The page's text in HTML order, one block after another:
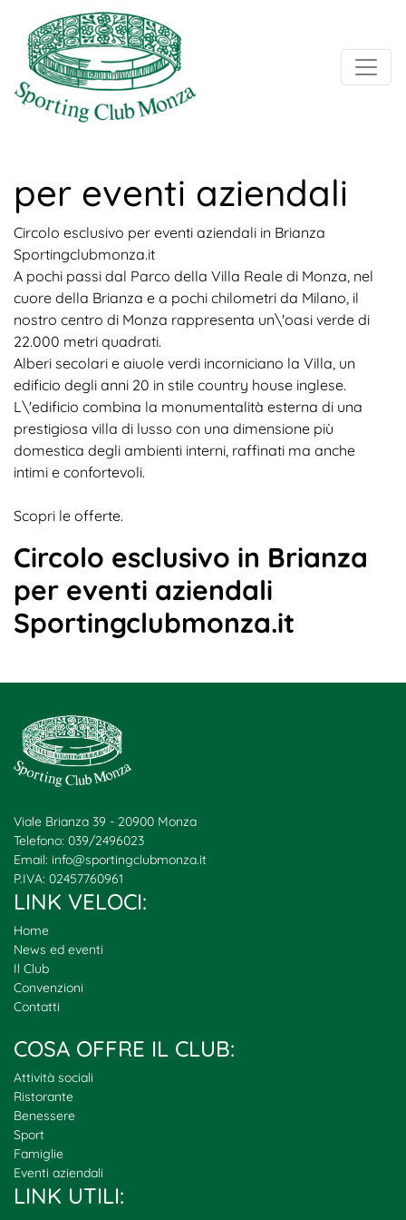
per eventi aziendali
Circolo esclusivo per eventi aziendali in Brianza
Sportingclubmonza.it
A pochi passi dal Parco della Villa Reale di Monza, nel
cuore della Brianza e a pochi chilometri da Milano, il
nostro centro di Monza rappresenta un\'oasi verde di
22.000 metri quadrati.
Alberi secolari e aiuole verdi incorniciano la Villa, un
edificio degli anni 20 in stile country house inglese.
L\'edificio combina la monumentalità esterna di una
prestigiosa villa di lusso con una dimensione più
domestica degli ambienti interni, raffinati ma anche
intimi e confortevoli.
Scopri le offerte.
Circolo esclusivo in Brianza
per eventi aziendali
Sportingclubmonza.it
Viale Brianza 39 - 20900 Monza
Telefono: 039/2496023
Email: info@sportingclubmonza.it
P.IVA: 02457760961
LINK VELOCI:
Home
News ed eventi
Il Club
Convenzioni
Contatti
COSA OFFRE IL CLUB:
Attività sociali
Ristorante
Benessere
Sport
Famiglie
Eventi aziendali
LINK UTILI: